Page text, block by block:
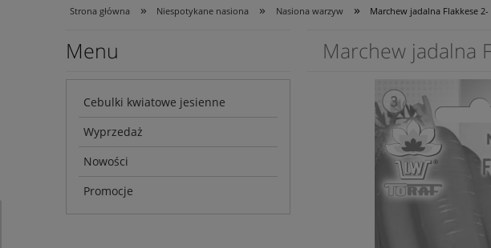
Strona główna » Niespotykane nasiona » Nasiona warzyw » Marchew jadalna Flakkese
Menu
Cebulki kwiatowe jesienne
Wyprzedaż
Nowości
Promocje
Marchew jadalna